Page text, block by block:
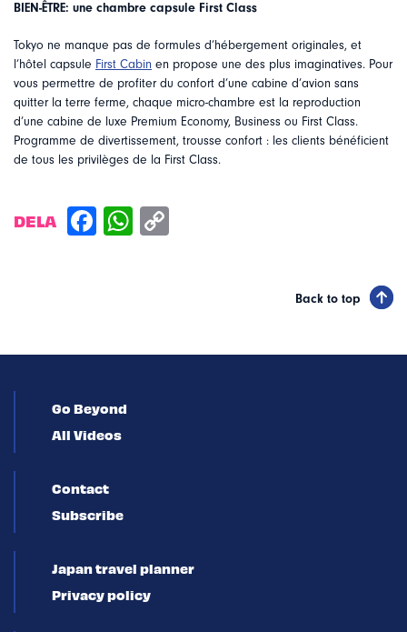
BIEN-ÊTRE: une chambre capsule First Class
Tokyo ne manque pas de formules d’hébergement originales, et
l’hôtel capsule First Cabin en propose une des plus imaginatives. Pour
vous permettre de profiter du confort d’une cabine d’avion sans
quitter la terre ferme, chaque micro-chambre est la reproduction
d’une cabine de luxe Premium Economy, Business ou First Class.
Programme de divertissement, trousse confort : les clients bénéficient
de tous les privilèges de la First Class.
DELA
Back to top
Go Beyond
All Videos
Contact
Subscribe
Japan travel planner
Privacy policy